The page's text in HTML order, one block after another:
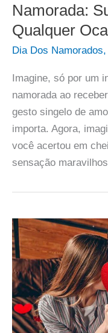
Namorada:
Qualquer
Dia Dos Namorados,
Imagine, só por um
namorada ao
gesto singelo de
importa. Agora,
você acertou em
sensação